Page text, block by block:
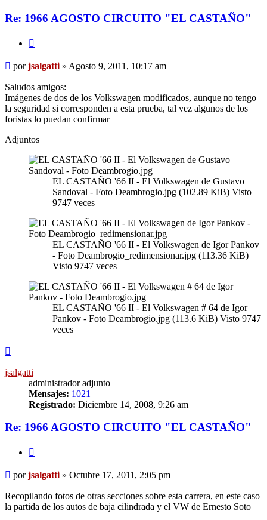
Re: 1966 AGOSTO CIRCUITO "EL CASTAÑO"
Mensaje
sin
leer
porjsalgatti » Agosto 9, 2011, 10:17 am
Saludos amigos:
Imágenes de dos de los Volkswagen modificados, aunque no tengo
la seguridad si corresponden a esta prueba, tal vez algunos de los
foristas lo puedan confirmar
Adjuntos
EL CASTAÑO '66 II - El Volkswagen de Gustavo
Sandoval - Foto Deambrogio.jpg (102.89 KiB) Visto
9747 veces
EL CASTAÑO '66 II - El Volkswagen de Igor Pankov
- Foto Deambrogio_redimensionar.jpg (113.36 KiB)
Visto 9747 veces
EL CASTAÑO '66 II - El Volkswagen # 64 de Igor
Pankov - Foto Deambrogio.jpg (113.6 KiB) Visto 9747
veces
jsalgatti
administrador adjunto
Mensajes: 1021
Registrado: Diciembre 14, 2008, 9:26 am
Re: 1966 AGOSTO CIRCUITO "EL CASTAÑO"
Mensaje
sin
leer
porjsalgatti » Octubre 17, 2011, 2:05 pm
Recopilando fotos de otras secciones sobre esta carrera, en este caso
la partida de los autos de baja cilindrada y el VW de Ernesto Soto